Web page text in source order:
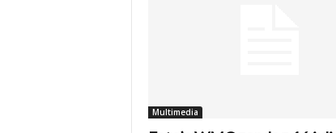
Multimedia